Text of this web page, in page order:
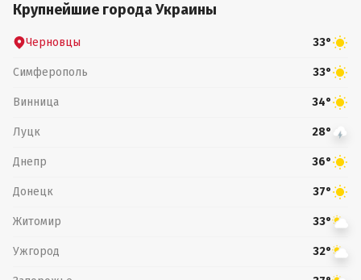
Крупнейшие города Украины
Черновцы 33°
Симферополь 33°
Винница 34°
Луцк 28°
Днепр 36°
Донецк 37°
Житомир 33°
Ужгород 32°